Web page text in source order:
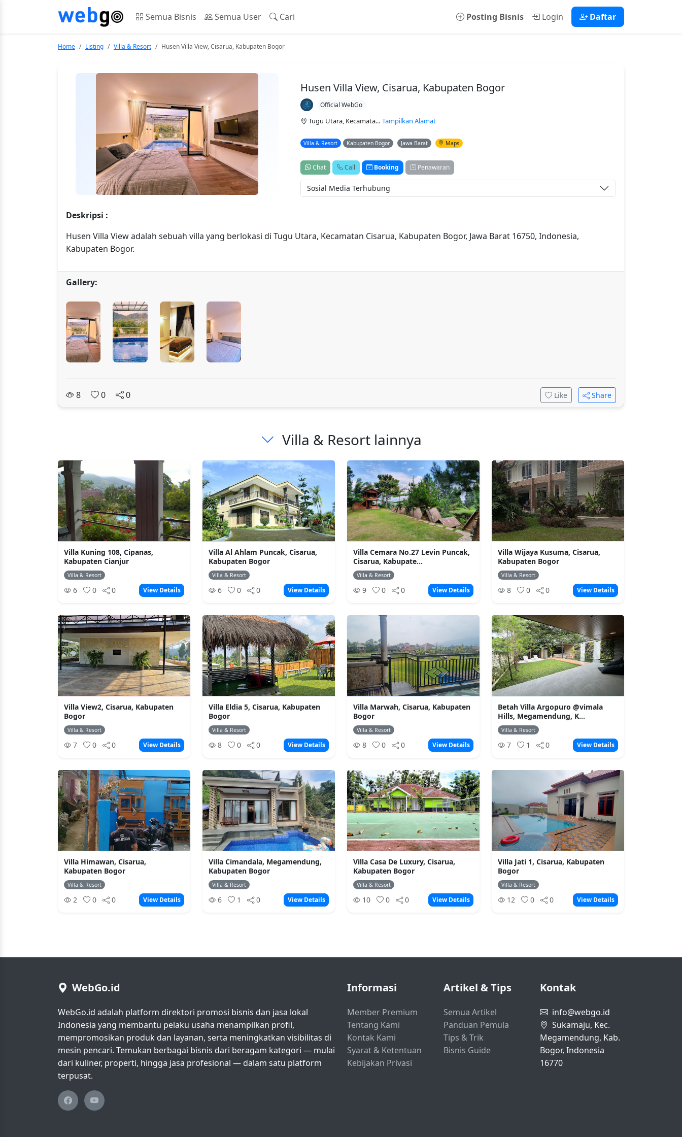
Semua Bisnis Semua User Cari Posting Bisnis Login Daftar
Home Listing Villa & Resort Husen Villa View, Cisarua, Kabupaten Bogor
Husen Villa View, Cisarua, Kabupaten Bogor
Official WebGo
Tugu Utara, Kecamata... Tampilkan Alamat
Villa & Resort Kabupaten Bogor Jawa Barat Maps
Chat Call Booking Penawaran
Sosial Media Terhubung
Deskripsi :
Husen Villa View adalah sebuah villa yang berlokasi di Tugu Utara, Kecamatan Cisarua, Kabupaten Bogor, Jawa Barat 16750, Indonesia,
Kabupaten Bogor.
Gallery:
8 0 0 Like Share
Villa & Resort lainnya
Villa Kuning 108, Cipanas,
Kabupaten Cianjur
Villa & Resort
6 0 0 View Details
Villa Al Ahlam Puncak, Cisarua,
Kabupaten Bogor
Villa & Resort
6 0 0 View Details
Villa Cemara No.27 Levin Puncak,
Cisarua, Kabupate...
Villa & Resort
9 0 0 View Details
Villa Wijaya Kusuma, Cisarua,
Kabupaten Bogor
Villa & Resort
8 0 0 View Details
Villa View2, Cisarua, Kabupaten
Bogor
Villa & Resort
7 0 0 View Details
Villa Eldia 5, Cisarua, Kabupaten
Bogor
Villa & Resort
8 0 0 View Details
Villa Marwah, Cisarua, Kabupaten
Bogor
Villa & Resort
8 0 0 View Details
Betah Villa Argopuro @vimala
Hills, Megamendung, K...
Villa & Resort
7 1 0 View Details
Villa Himawan, Cisarua,
Kabupaten Bogor
Villa & Resort
2 0 0 View Details
Villa Cimandala, Megamendung,
Kabupaten Bogor
Villa & Resort
6 1 0 View Details
Villa Casa De Luxury, Cisarua,
Kabupaten Bogor
Villa & Resort
10 0 0 View Details
Villa Jati 1, Cisarua, Kabupaten
Bogor
Villa & Resort
12 0 0 View Details
WebGo.id
WebGo.id adalah platform direktori promosi bisnis dan jasa lokal
Indonesia yang membantu pelaku usaha menampilkan profil,
mempromosikan produk dan layanan, serta meningkatkan visibilitas di
mesin pencari. Temukan berbagai bisnis dari beragam kategori — mulai
dari kuliner, properti, hingga jasa profesional — dalam satu platform
terpusat.
Informasi
Member Premium
Tentang Kami
Kontak Kami
Syarat & Ketentuan
Kebijakan Privasi
Artikel & Tips
Semua Artikel
Panduan Pemula
Tips & Trik
Bisnis Guide
Kontak
info@webgo.id
Sukamaju, Kec.
Megamendung, Kab.
Bogor, Indonesia
16770